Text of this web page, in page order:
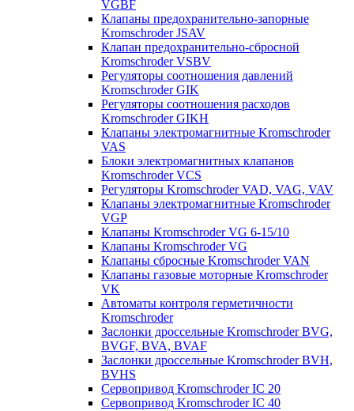
VGBF
Клапаны предохранительно-запорные
Kromschroder JSAV
Клапан предохранительно-сбросной
Kromschroder VSBV
Регуляторы соотношения давлений
Kromschroder GIK
Регуляторы соотношения расходов
Kromschroder GIKH
Клапаны электромагнитные Kromschroder
VAS
Блоки электромагнитных клапанов
Kromschroder VCS
Регуляторы Kromschroder VAD, VAG, VAV
Клапаны электромагнитные Kromschroder
VGP
Клапаны Kromschroder VG 6-15/10
Клапаны Kromschroder VG
Клапаны сбросные Kromschroder VAN
Клапаны газовые моторные Kromschroder
VK
Автоматы контроля герметичности
Kromschroder
Заслонки дроссельные Kromschroder BVG,
BVGF, BVA, BVAF
Заслонки дроссельные Kromschroder BVH,
BVHS
Сервопривод Kromschroder IC 20
Сервопривод Kromschroder IC 40